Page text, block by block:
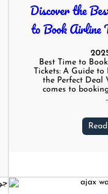
Discover the
to Book Airline
Best Time to
Tickets: A Guide to
the Perfect Deal
comes to